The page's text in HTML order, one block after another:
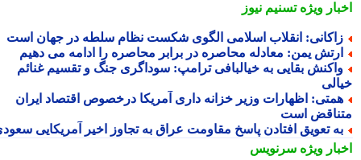
ویژهتسنیم نیوز
انقلاب اسلامی الگوی شکست نظام سلطه در جهان است
یمن: معادله محاصره در برابر محاصره را ادامه می دهیم
بقایی به خیالبافی ترامپ: سوداگری جنگ و تقسیم غنائم
اظهارات وزیر خزانه داری آمریکا درخصوص اقتصاد ایران
است
تعویق افتادن پاسخ مقاومت عراق به تجاوز اخیر آمریکایی سعودی
ویژهسرنویس